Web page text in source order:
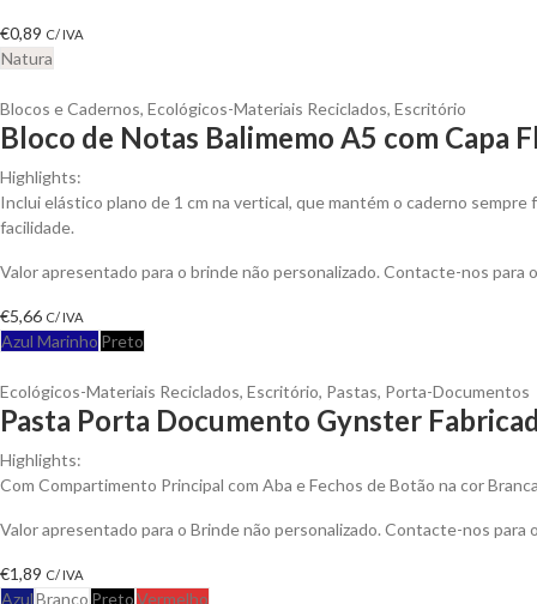
€0,89 C/ IVA
Natura
Blocos e Cadernos, Ecológicos-Materiais Reciclados, Escritório
Bloco de Notas Balimemo A5 com Capa
Highlights:
Inclui elástico plano de 1 cm na vertical, que mantém o caderno
facilidade.
Valor apresentado para o brinde não personalizado. Contacte-nos
€5,66 C/ IVA
Azul Marinho Preto
Ecológicos-Materiais Reciclados, Escritório, Pastas, Porta-Documentos
Pasta Porta Documento Gynster
Highlights:
Com Compartimento Principal com Aba e Fechos de Botão na cor
Valor apresentado para o Brinde não personalizado. Contacte-nos
€1,89 C/ IVA
AzulBranco PretoVermelho